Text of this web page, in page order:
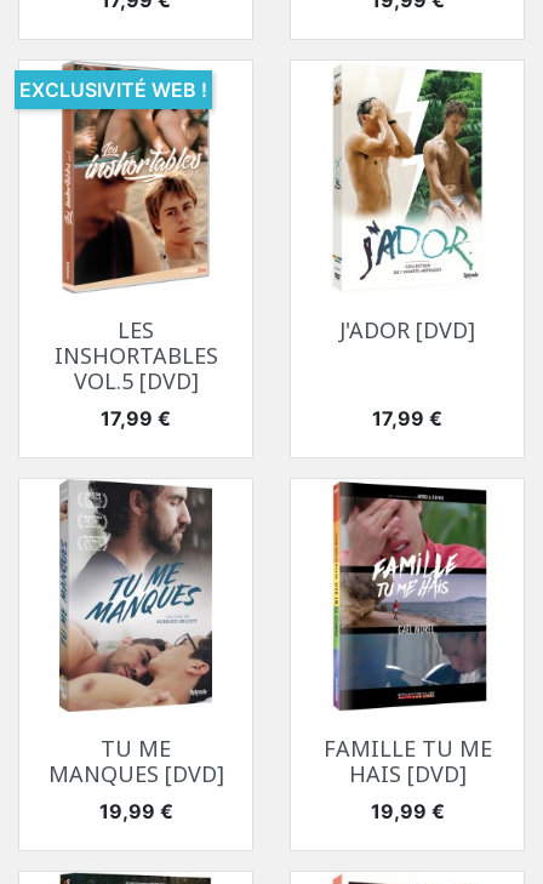
LES
INSHORTABLES
VOL.5 [DVD]
Prix
17,99 €
EXCLUSIVITÉ WEB !
J'ADOR [DVD]
Prix
17,99 €
TU ME
MANQUES [DVD]
Prix
19,99 €
FAMILLE TU ME
HAIS [DVD]
Prix
19,99 €